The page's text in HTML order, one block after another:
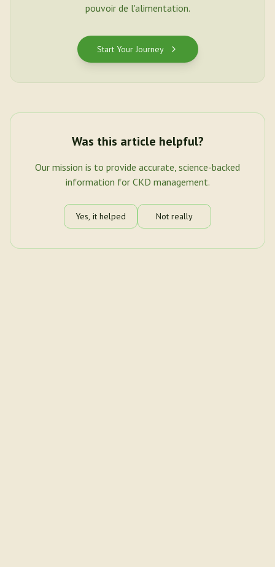
pouvoir de l'alimentation.
Start Your Journey
Was this article helpful?
Our mission is to provide accurate, science-backed
information for CKD management.
Yes, it helped Not really